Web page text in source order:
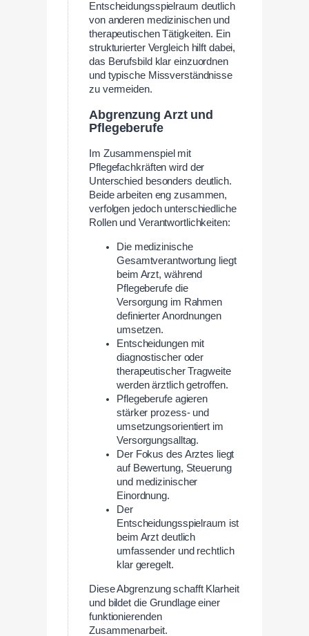
Entscheidungsspielraum deutlich
von anderen medizinischen und
therapeutischen Tätigkeiten. Ein
strukturierter Vergleich hilft dabei,
das Berufsbild klar einzuordnen
und typische Missverständnisse
zu vermeiden.
Abgrenzung Arzt und
Pflegeberufe
Im Zusammenspiel mit
Pflegefachkräften wird der
Unterschied besonders deutlich.
Beide arbeiten eng zusammen,
verfolgen jedoch unterschiedliche
Rollen und Verantwortlichkeiten:
Die medizinische
Gesamtverantwortung liegt
beim Arzt, während
Pflegeberufe die
Versorgung im Rahmen
definierter Anordnungen
umsetzen.
Entscheidungen mit
diagnostischer oder
therapeutischer Tragweite
werden ärztlich getroffen.
Pflegeberufe agieren
stärker prozess- und
umsetzungsorientiert im
Versorgungsalltag.
Der Fokus des Arztes liegt
auf Bewertung, Steuerung
und medizinischer
Einordnung.
Der
Entscheidungsspielraum ist
beim Arzt deutlich
umfassender und rechtlich
klar geregelt.
Diese Abgrenzung schafft Klarheit
und bildet die Grundlage einer
funktionierenden
Zusammenarbeit.